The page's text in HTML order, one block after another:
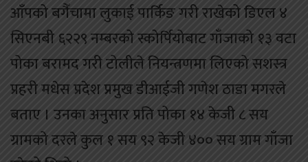
आँपको बगैँचामा लुकाई पार्किङ गरी राखेको डिएल ४
सिएनबी ६२२९ नम्बरको स्कोर्पियोबाट गाँजाको १३ वटा
पोका बरामद गरी टोलीले नियन्त्रणमा लिएको सशस्त्र
प्रहरी मधेस प्रदेश प्रमुख डीआईजी गणेश ठाडा मगरले
बताए । उनका अनुसार प्रति पोका १४ केजी ८ सय
ग्रामको दरले कुल १ सय ९२ केजी ४०० सय ग्राम गाँजा